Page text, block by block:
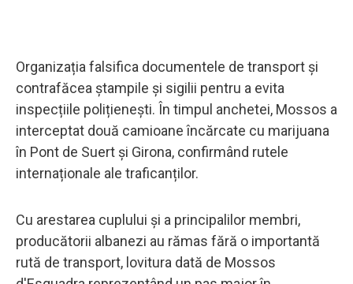
Organizația falsifica documentele de transport și
contrafăcea ștampile și sigilii pentru a evita
inspecțiile polițienești. În timpul anchetei, Mossos a
interceptat două camioane încărcate cu marijuana
în Pont de Suert și Girona, confirmând rutele
internaționale ale traficanților.
Cu arestarea cuplului și a principalilor membri,
producătorii albanezi au rămas fără o importantă
rută de transport, lovitura dată de Mossos